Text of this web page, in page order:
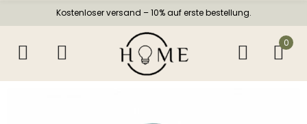
Kostenloser versand – 10% auf erste bestellung.
0